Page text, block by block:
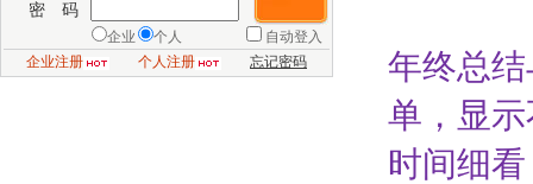
密 码
企业 个人
自动登入
企业注册
个人注册 忘记密码
年终总
单，显
时间细